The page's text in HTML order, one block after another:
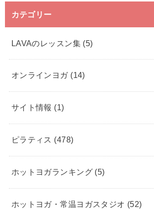
カテゴリー
LAVAのレッスン集 (5)
オンラインヨガ (14)
サイト情報 (1)
ピラティス (478)
ホットヨガランキング (5)
ホットヨガ・常温ヨガスタジオ (52)